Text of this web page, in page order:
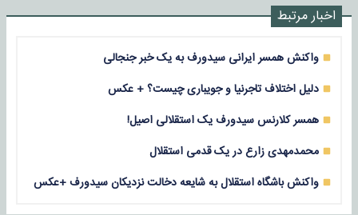
اخبار مرتبط
واکنش همسر ایرانی سیدورف به یک خبر جنجالی
دلیل اختلاف تاجرنیا و جویباری چیست؟ + عکس
همسر کلارنس سیدورف یک استقلالی اصیل!
محمدمهدی زارع در یک قدمی استقلال
واکنش باشگاه استقلال به شایعه دخالت نزدیکان سیدورف +عکس